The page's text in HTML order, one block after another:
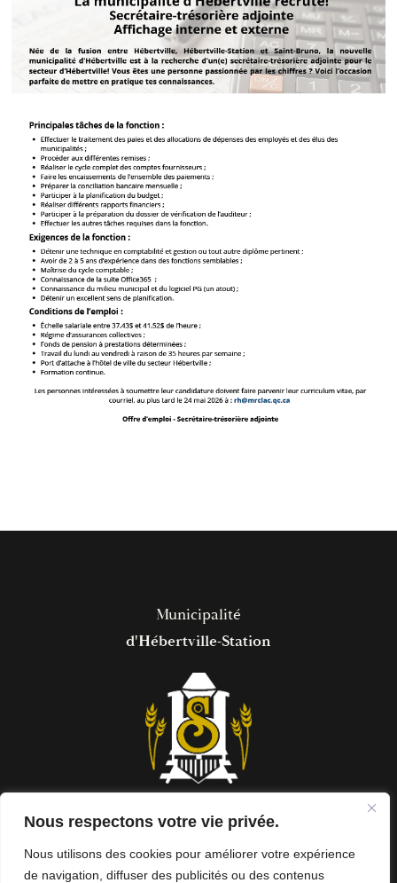
Nous respectons votre vie privée.
Nous utilisons des cookies pour améliorer votre expérience
de navigation, diffuser des publicités ou des contenus
Municipalité
d'Hébertville-Station
Hôtel de ville